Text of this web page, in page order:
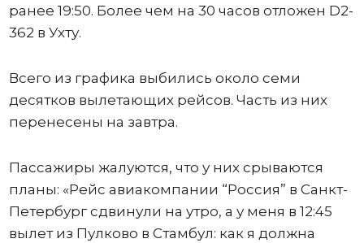
ранее 19:50. Более чем на 30 часов отложен D2-
362 в Ухту.
Всего из графика выбились около семи
десятков вылетающих рейсов. Часть из них
перенесены на завтра.
Пассажиры жалуются, что у них срываются
планы: «Рейс авиакомпании “Россия” в Санкт-
Петербург сдвинули на утро, а у меня в 12:45
вылет из Пулково в Стамбул: как я должна